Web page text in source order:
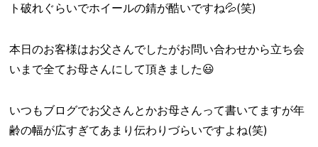
ト破れぐらいでホイールの錆が酷いですね💦(笑)
本日のお客様はお父さんでしたがお問い合わせから立ち会
いまで全てお母さんにして頂きました😃
いつもブログでお父さんとかお母さんって書いてますが年
齢の幅が広すぎてあまり伝わりづらいですよね(笑)